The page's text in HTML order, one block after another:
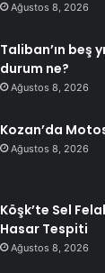
Ağustos 8, 2026
Taliban’ın beş
durum ne?
Ağustos 8, 2026
Kozan’da
Ağustos 8, 2026
Köşk’te Sel
Hasar Tespiti
Ağustos 8, 2026